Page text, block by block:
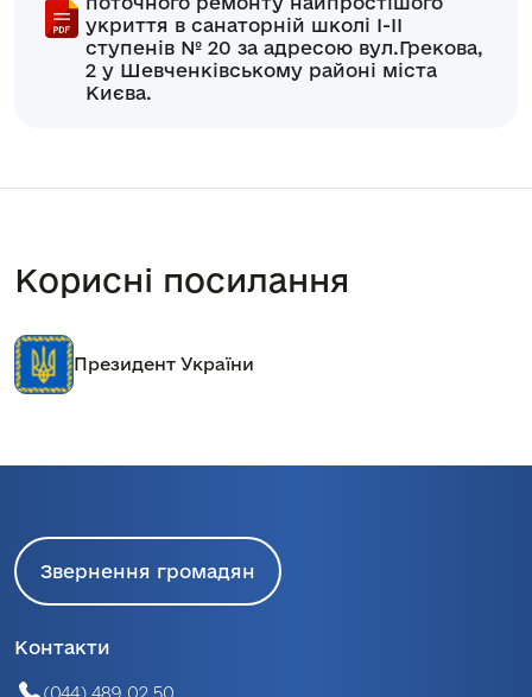
укриття в санаторній школі І-ІІ
ступенів № 20 за адресою вул.Грекова,
2 у Шевченківському районі міста
Києва.
Корисні посилання
Кабінет міністрів України
Звернення громадян
Контакти